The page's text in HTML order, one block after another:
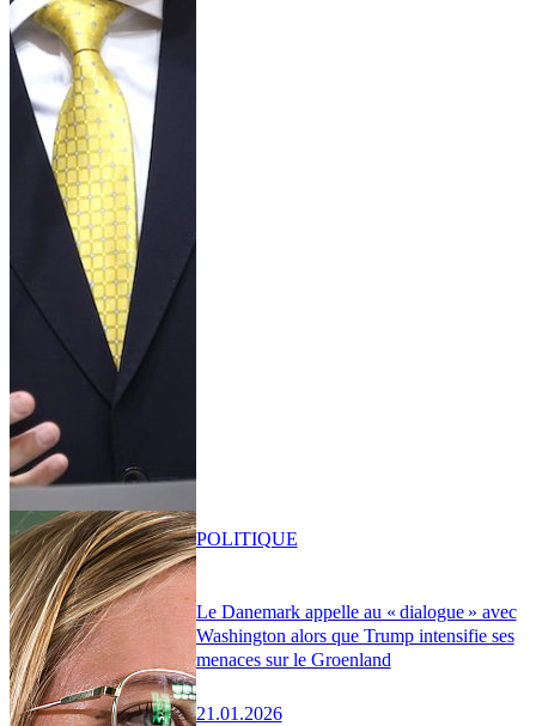
Le Danemark appelle au « dialogue » avec
Washington alors que Trump intensifie ses
menaces sur le Groenland
21.01.2026
POLITIQUE